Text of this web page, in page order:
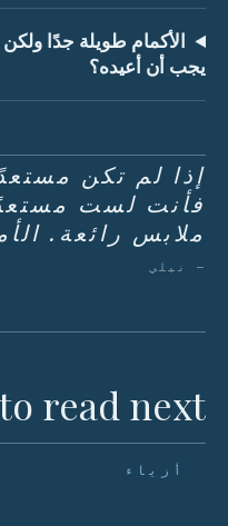
الأكمام طويلة جدًا
يجب أن أعيده؟
إذا لم تكن
فأنت لست
ملابس رائعة.
— نيلي
read next.
أزياء